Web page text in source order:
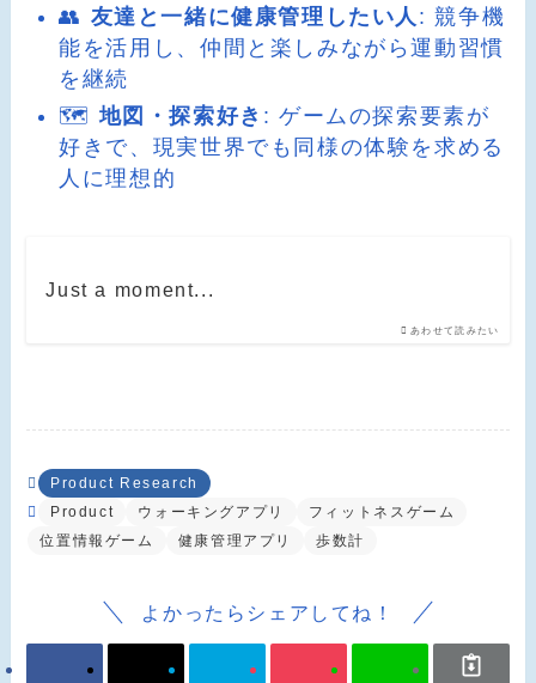
👥 友達と一緒に健康管理したい人 : 競争機
能を活用し、仲間と楽しみながら運動習慣
を継続
🗺️地図・探索好き : ゲームの探索要素が
好きで、現実世界でも同様の体験を求める
人に理想的
あわせて読みたい
Just a moment...
Product Research
Product
ウォーキングアプリ
フィットネスゲーム
位置情報ゲーム
健康管理アプリ 歩数計
よかったらシェアしてね！